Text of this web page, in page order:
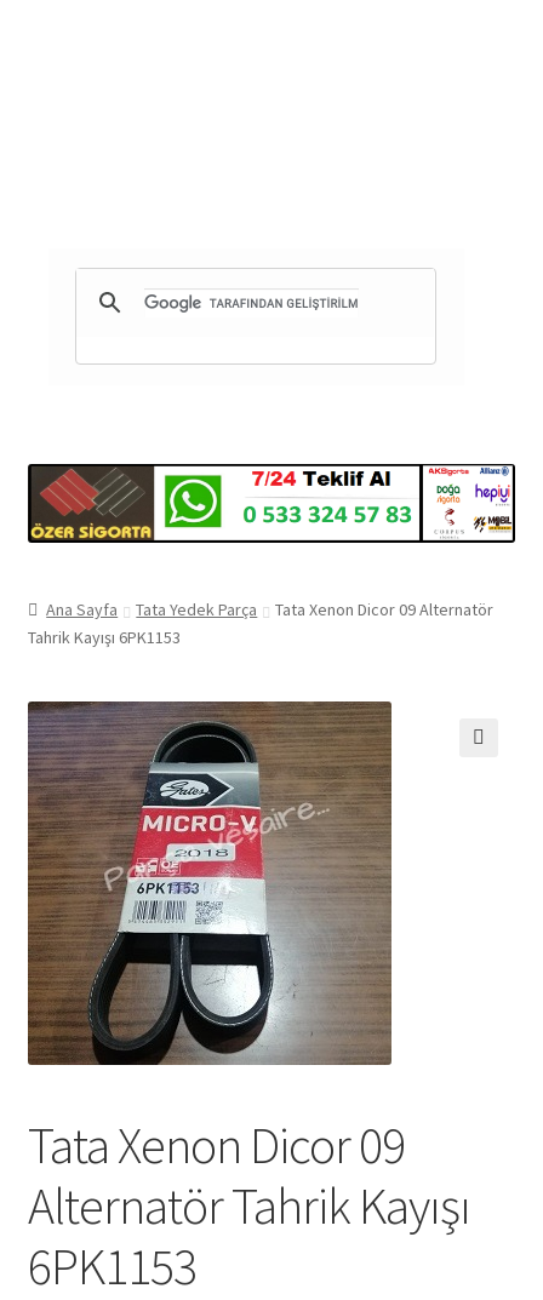
Ana Sayfa Tata Yedek Parça
Tata Xenon Dicor 09 Alternatör
Tahrik Kayışı 6PK1153
Tata Xenon Dicor 09
Alternatör Tahrik Kayışı
6PK1153